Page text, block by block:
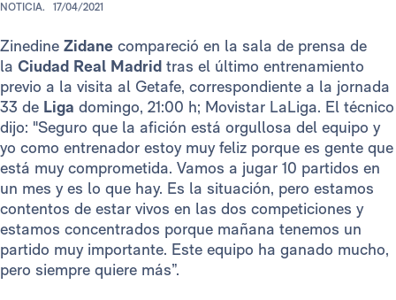
NOTICIA. 17/04/2021
Zinedine Zidane compareció en la sala de prensa de
la Ciudad Real Madrid tras el último entrenamiento
previo a la visita al Getafe, correspondiente a la jornada
33 de Liga domingo, 21:00 h; Movistar LaLiga. El técnico
dijo: "Seguro que la afición está orgullosa del equipo y
yo como entrenador estoy muy feliz porque es gente que
está muy comprometida. Vamos a jugar 10 partidos en
un mes y es lo que hay. Es la situación, pero estamos
contentos de estar vivos en las dos competiciones y
estamos concentrados porque mañana tenemos un
partido muy importante. Este equipo ha ganado mucho,
pero siempre quiere más”.